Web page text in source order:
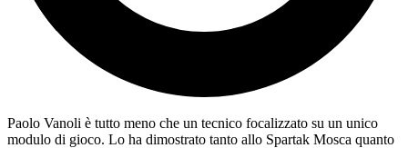
Paolo Vanoli è tutto meno che un tecnico focalizzato su un unico
modulo di gioco. Lo ha dimostrato tanto allo Spartak Mosca quanto